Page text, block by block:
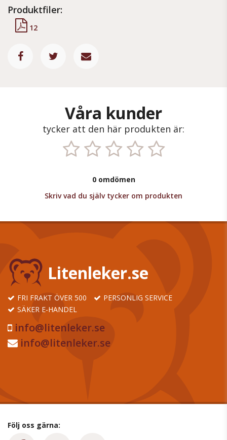
Produktfiler:
12
Våra kunder
tycker att den här produkten är:
0 omdömen
Skriv vad du själv tycker om produkten
Litenleker.se
FRI FRAKT ÖVER 500
PERSONLIG SERVICE
SÄKER E-HANDEL
info@litenleker.se
info@litenleker.se
Följ oss gärna: